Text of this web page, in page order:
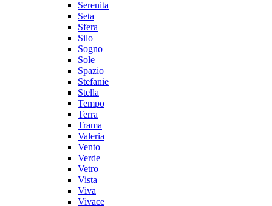
Serenita
Seta
Sfera
Silo
Sogno
Sole
Spazio
Stefanie
Stella
Tempo
Terra
Trama
Valeria
Vento
Verde
Vetro
Vista
Viva
Vivace